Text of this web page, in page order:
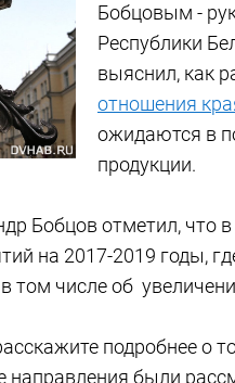
Бобцовым -
Республики
выяснил, как
отношения
ожидаются в
продукции.
Бобцов отметил, что
на 2017-2019 годы,
том числе об
подробнее о
направления были